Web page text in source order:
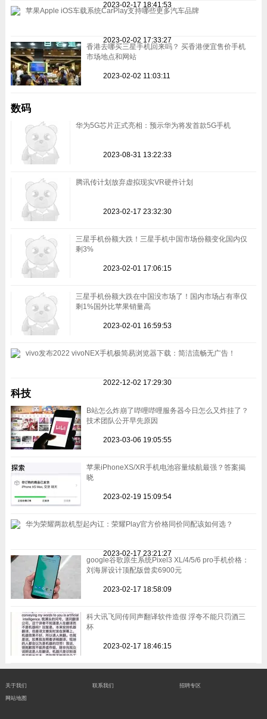
2023-02-17 18:41:53
苹果Apple iOS车载系统CarPlay支持哪些更多汽车品牌
2023-02-02 17:33:27
香港去哪买三星手机回来吗？ 买香港便宜售价手机
市场地点和网站
2023-02-02 11:03:11
数码
华为5G芯片正式亮相：预示华为将发首款5G手机
2023-08-31 13:22:33
腾讯传计划放弃虚拟现实VR硬件计划
2023-02-17 23:32:30
三星手机份额大跌！三星手机中国市场份额变化国内仅
剩3%
2023-02-01 17:06:15
三星手机份额大跌在中国没市场了！国内市场占有率仅
剩1%国外比苹果销量高
2023-02-01 16:59:53
vivo发布2022 vivoNEX手机极简易浏览器下载：简洁流畅无广告！
2022-12-02 17:29:30
科技
B站怎么炸崩了哔哩哔哩服务器今日怎么又炸挂了？
技术团队公开早先原因
2023-03-06 19:05:55
苹果iPhoneXS/XR手机电池容量续航最强？答案揭
晓
2023-02-19 15:09:54
华为荣耀两款机型起内讧：荣耀Play官方价格同价同配该如何选？
2023-02-17 23:21:27
google谷歌原生系统Pixel3 XL/4/5/6 pro手机价格：
刘海屏设计顶配版曾卖6900元
2023-02-17 18:58:09
科大讯飞同传同声翻译软件造假 浮夸不能只罚酒三
杯
2023-02-17 18:46:15
关于我们 联系我们 招聘专区
网站地图